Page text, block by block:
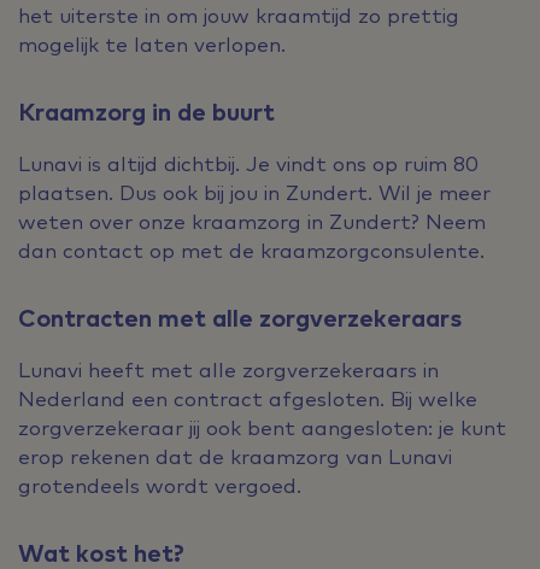
het uiterste in om jouw kraamtijd zo prettig
mogelijk te laten verlopen.
Kraamzorg in de buurt
Lunavi is altijd dichtbij. Je vindt ons op ruim 80
plaatsen. Dus ook bij jou in Zundert. Wil je meer
weten over onze kraamzorg in Zundert? Neem
dan contact op met de kraamzorgconsulente.
Contracten met alle zorgverzekeraars
Lunavi heeft met alle zorgverzekeraars in
Nederland een contract afgesloten. Bij welke
zorgverzekeraar jij ook bent aangesloten: je kunt
erop rekenen dat de kraamzorg van Lunavi
grotendeels wordt vergoed.
Wat kost het?